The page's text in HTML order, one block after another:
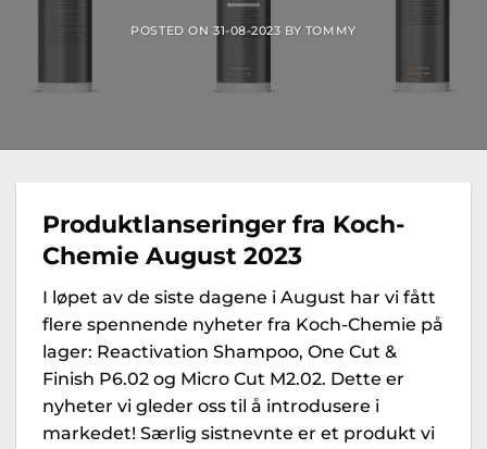
POSTED ON 31-08-2023 BY TOMMY
Produktlanseringer fra Koch-
Chemie August 2023
I løpet av de siste dagene i August har vi fått
flere spennende nyheter fra Koch-Chemie på
lager: Reactivation Shampoo, One Cut &
Finish P6.02 og Micro Cut M2.02. Dette er
nyheter vi gleder oss til å introdusere i
markedet! Særlig sistnevnte er et produkt vi